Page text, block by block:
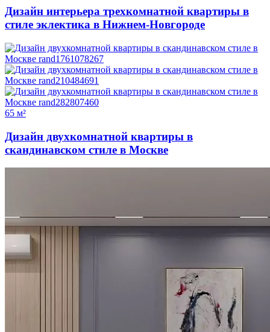
Дизайн интерьера трехкомнатной квартиры в
стиле эклектика в Нижнем-Новгороде
65 м²
Дизайн двухкомнатной квартиры в
скандинавском стиле в Москве